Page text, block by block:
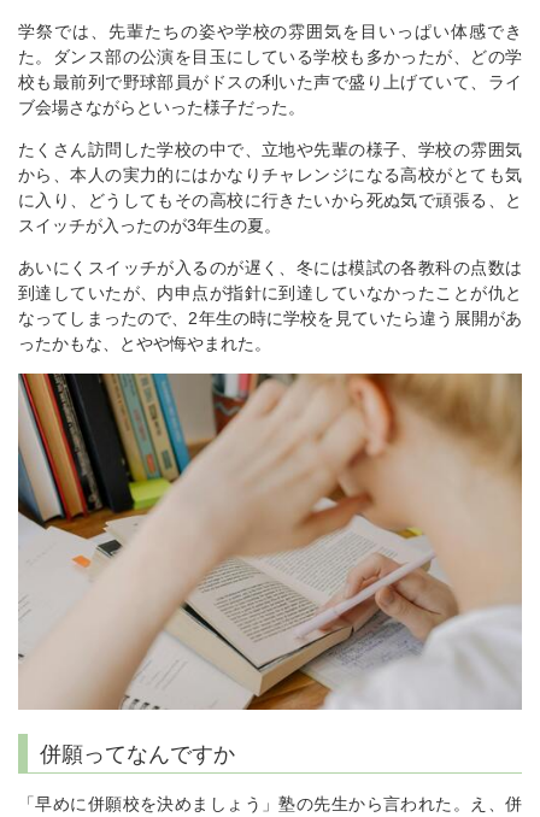
学祭では、先輩たちの姿や学校の雰囲気を目いっぱい体感でき
た。ダンス部の公演を目玉にしている学校も多かったが、どの学
校も最前列で野球部員がドスの利いた声で盛り上げていて、ライ
ブ会場さながらといった様子だった。
たくさん訪問した学校の中で、立地や先輩の様子、学校の雰囲気
から、本人の実力的にはかなりチャレンジになる高校がとても気
に入り、どうしてもその高校に行きたいから死ぬ気で頑張る、と
スイッチが入ったのが3年生の夏。
あいにくスイッチが入るのが遅く、冬には模試の各教科の点数は
到達していたが、内申点が指針に到達していなかったことが仇と
なってしまったので、2年生の時に学校を見ていたら違う展開があ
ったかもな、とやや悔やまれた。
併願ってなんですか
「早めに併願校を決めましょう」塾の先生から言われた。え、併